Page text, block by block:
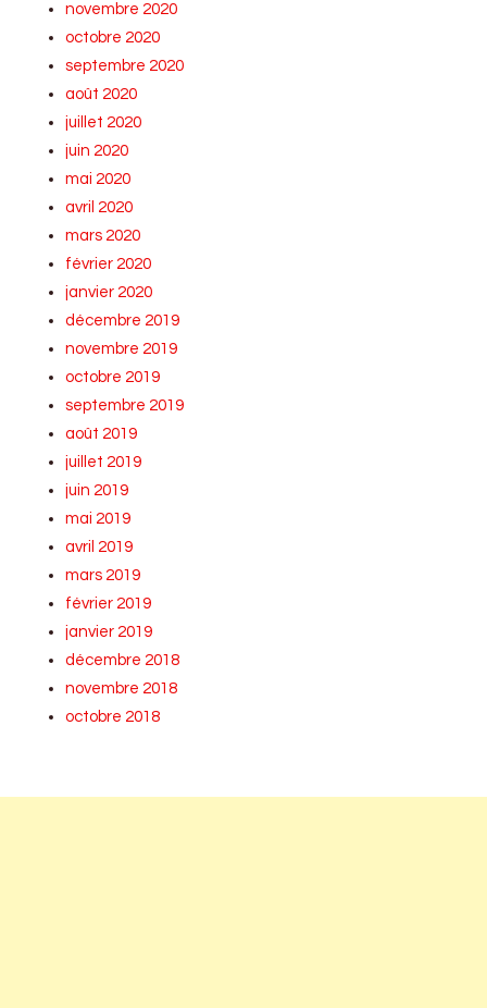
novembre 2020
octobre 2020
septembre 2020
août 2020
juillet 2020
juin 2020
mai 2020
avril 2020
mars 2020
février 2020
janvier 2020
décembre 2019
novembre 2019
octobre 2019
septembre 2019
août 2019
juillet 2019
juin 2019
mai 2019
avril 2019
mars 2019
février 2019
janvier 2019
décembre 2018
novembre 2018
octobre 2018